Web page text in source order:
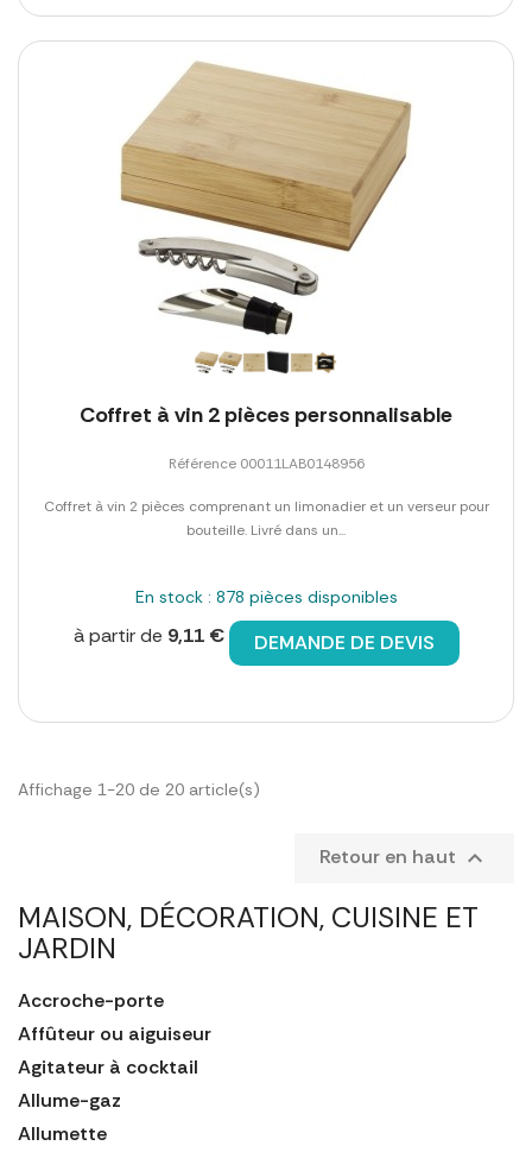
MAISON, DÉCORATION, CUISINE ET
JARDIN
Accroche-porte
Affûteur ou aiguiseur
Agitateur à cocktail
Allume-gaz
Allumette
Coffret à vin 2 pièces personnalisable
Référence 00011LAB0148956
Coffret à vin 2 pièces comprenant un limonadier et un verseur pour
bouteille. Livré dans un...
En stock : 878 pièces disponibles
à partir de 9,11 € DEMANDE DE DEVIS
Affichage 1-20 de 20 article(s)
Retour en haut 